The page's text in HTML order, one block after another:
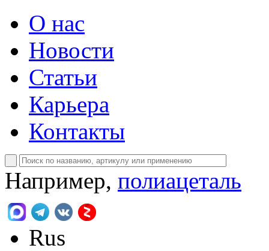
О нас
Новости
Статьи
Карьера
Контакты
Например, полиацеталь
Rus